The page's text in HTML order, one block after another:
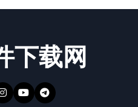
下载网